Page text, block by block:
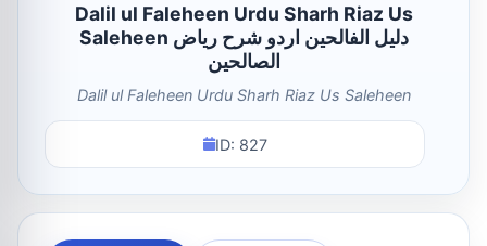
Dalil ul Faleheen Urdu Sharh Riaz Us
Saleheen دلیل الفالحین اردو شرح ریاض
الصالحین
Dalil ul Faleheen Urdu Sharh Riaz Us Saleheen
ID: 827